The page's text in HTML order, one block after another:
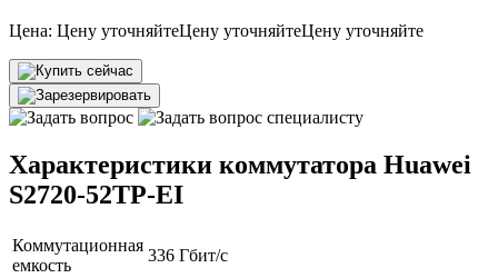
Цена: Цену уточняйтеЦену уточняйтеЦену уточняйте
Характеристики коммутатора Huawei
S2720-52TP-EI
Коммутационная
емкость
336 Гбит/с